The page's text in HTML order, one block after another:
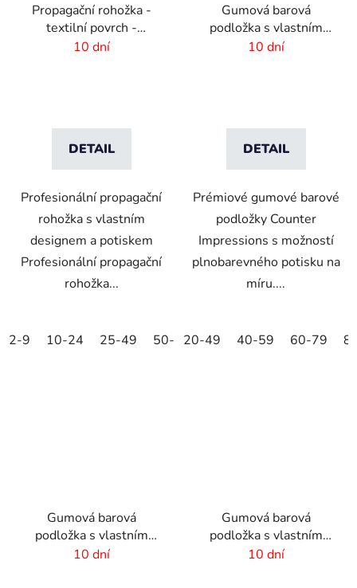
Propagační rohožka -
textilní povrch -
60x40cm
10 dní
DETAIL
Profesionální propagační
rohožka s vlastním
designem a potiskem
Profesionální propagační
rohožka...
2-9 10-24 25-49 50-99 100-249 250-499
Gumová barová
podložka s vlastním
designem - 355x355x4
10 dní
DETAIL
Prémiové gumové barové
podložky Counter
Impressions s možností
plnobarevného potisku na
míru....
20-49 40-59 60-79
Gumová barová
podložka s vlastním
designem - 550x200x410 dní
Gumová barová
podložka s vlastním
designem - 500x100x4
10 dní